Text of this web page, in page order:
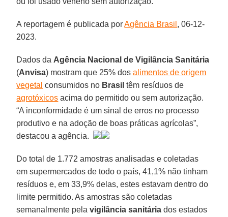
A reportagem é publicada porAgência Brasil , 06-12-
2023.
Dados da Agência Nacional de Vigilância Sanitária
(Anvisa) mostram que 25% dosalimentos de origem
vegetal consumidos no Brasil têm resíduos de
agrotóxicos acima do permitido ou sem autorização.
“A inconformidade é um sinal de erros no processo
produtivo e na adoção de boas práticas agrícolas”,
destacou a agência.
Do total de 1.772 amostras analisadas e coletadas
em supermercados de todo o país, 41,1% não tinham
resíduos e, em 33,9% delas, estes estavam dentro do
limite permitido. As amostras são coletadas
semanalmente pelavigilância sanitária dos estados